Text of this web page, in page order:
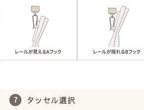
タッセル選択